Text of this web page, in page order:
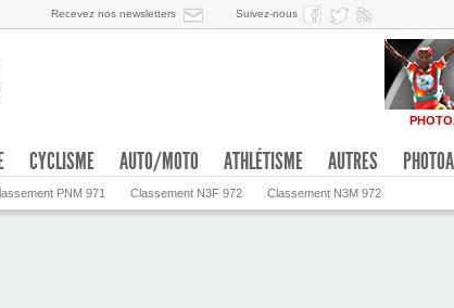
Recevez nos newsletters Suivez-nous
PNM 971 Classement N3F 972 Classement N3M 972
CYCLISME AUTO/MOTO ATHLÉTISME AUTRES